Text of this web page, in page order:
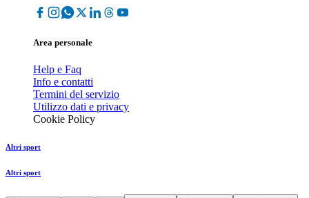
Area personale
Help e Faq
Info e contatti
Termini del servizio
Utilizzo dati e privacy
Cookie Policy
Altri sport
Altri sport